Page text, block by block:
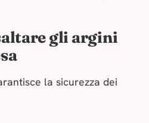
gli argini
la sicurezza dei